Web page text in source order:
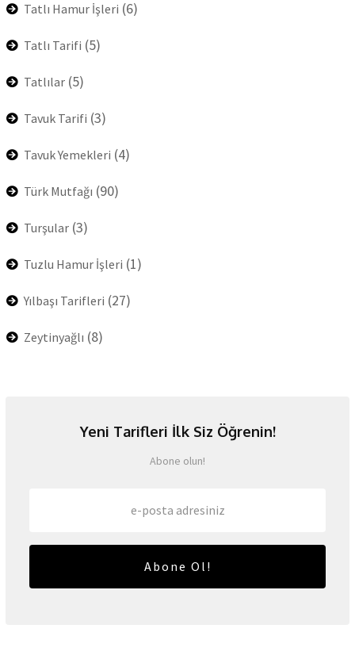
Tatlı Hamur İşleri (6)
Tatlı Tarifi (5)
Tatlılar (5)
Tavuk Tarifi (3)
Tavuk Yemekleri (4)
Türk Mutfağı (90)
Turşular (3)
Tuzlu Hamur İşleri (1)
Yılbaşı Tarifleri (27)
Zeytinyağlı (8)
Yeni Tarifleri İlk Siz Öğrenin!
Abone olun!
Abone Ol!